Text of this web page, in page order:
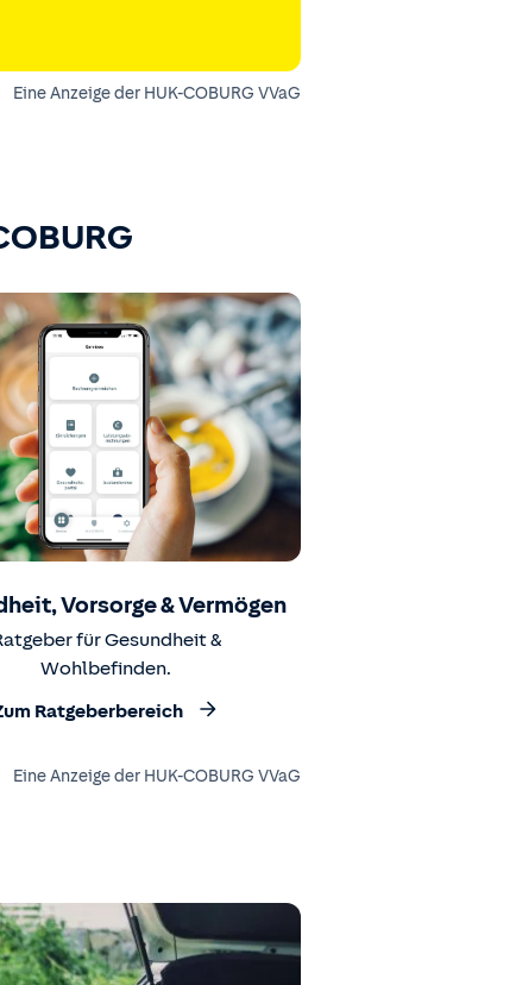
Eine Anzeige der HUK-COBURG VVaG
Vorsorge & Vermögen
für Gesundheit &
Wohlbefinden.
Ratgeberbereich
Eine Anzeige der HUK-COBURG VVaG